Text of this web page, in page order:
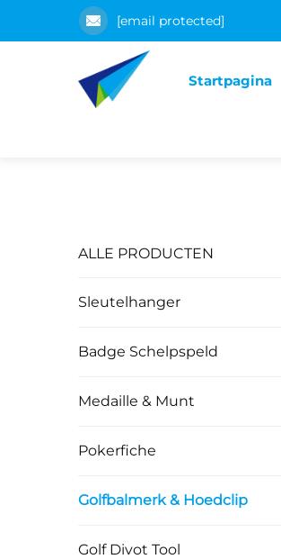
[email protected]
Startpagina
ALLE PRODUCTEN
Sleutelhanger
Badge Schelpspeld
Medaille & Munt
Pokerfiche
Golfbalmerk & Hoedclip
Golf Divot Tool